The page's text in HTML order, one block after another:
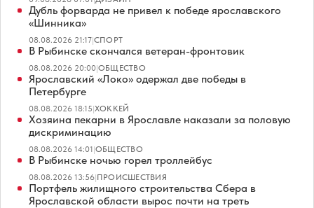
Дубль форварда не привел к победе ярославского
«Шинника»
08.08.2026 21:17|СПОРТ
В Рыбинске скончался ветеран-фронтовик
08.08.2026 20:00|ОБЩЕСТВО
Ярославский «Локо» одержал две победы в
Петербурге
08.08.2026 18:15|ХОККЕЙ
Хозяина пекарни в Ярославле наказали за половую
дискриминацию
08.08.2026 14:01|ОБЩЕСТВО
В Рыбинске ночью горел троллейбус
08.08.2026 13:56|ПРОИСШЕСТВИЯ
Портфель жилищного строительства Сбера в
Ярославской области вырос почти на треть